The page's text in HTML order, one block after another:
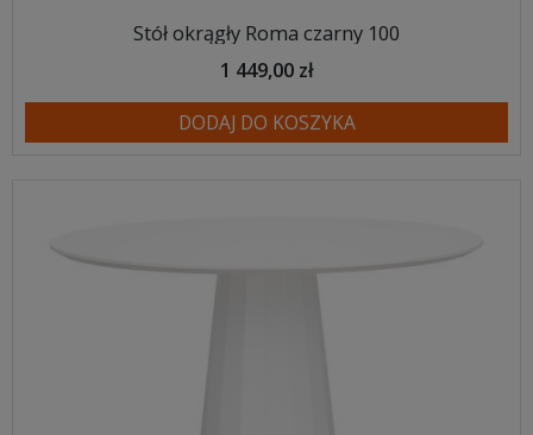
Stół okrągły Roma czarny 100
1 449,00 zł
DODAJ DO KOSZYKA